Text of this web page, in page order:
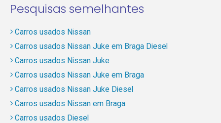
Pesquisas semelhantes
Carros usados Nissan
Carros usados Nissan Juke em Braga Diesel
Carros usados Nissan Juke
Carros usados Nissan Juke em Braga
Carros usados Nissan Juke Diesel
Carros usados Nissan em Braga
Carros usados Diesel